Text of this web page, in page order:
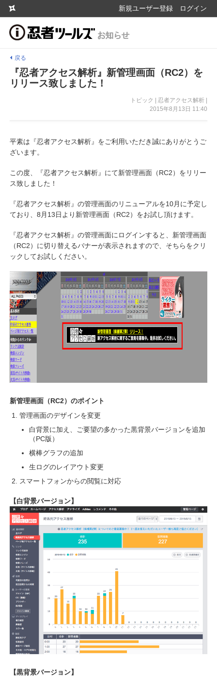
新規ユーザー登録 ログイン
戻る
『忍者アクセス解析』新管理画面（RC2）を
リリース致しました！
トピック | 忍者アクセス解析 |
2015年8月13日 11:40
平素は『忍者アクセス解析』をご利用いただき誠にありがとうご
ざいます。
この度、『忍者アクセス解析』にて新管理画面（RC2）をリリー
ス致しました！
『忍者アクセス解析』の管理画面のリニューアルを10月に予定し
ており、8月13日より新管理画面（RC2）をお試し頂けます。
『忍者アクセス解析』の管理画面にログインすると、新管理画面
（RC2）に切り替えるバナーが表示されますので、そちらをクリ
ックしてお試しください。
新管理画面（RC2）のポイント
管理画面のデザインを変更
白背景に加え、ご要望の多かった黒背景バージョンを追加
（PC版）
横棒グラフの追加
生ログのレイアウト変更
スマートフォンからの閲覧に対応
【白背景バージョン】
【黒背景バージョン】